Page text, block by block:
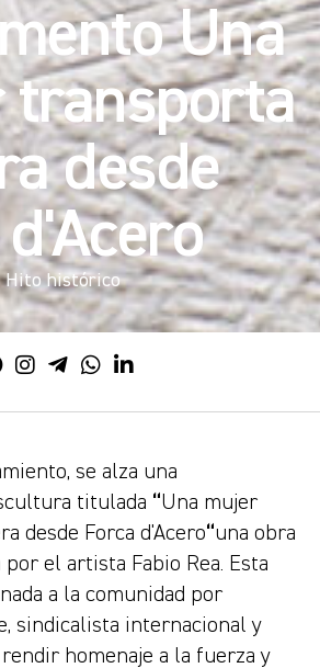
Una
transporta
desde
Hito histórico
se alza una
titulada “Una mujer
desde Forca d'Acero“una obra
el artista Fabio Rea. Esta
a la comunidad por
sindicalista internacional y
homenaje a la fuerza y